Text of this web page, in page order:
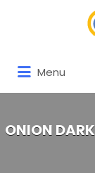
Menu
for:
ONION